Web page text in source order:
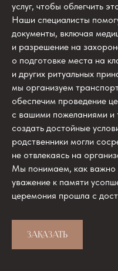
услуг, чтобы облегчить
Наши специалисты
документы, включая
и разрешение на
о подготовке места на
и других ритуальных
мы организуем
обеспечим проведение
с вашими пожеланиями
создать достойные
родственники могли
не отвлекаясь на
Мы понимаем, как важно
уважение к памяти
церемония прошла с
ЗАКАЗАТЬ